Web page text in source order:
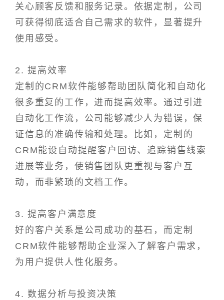
关心顾客反馈和服务记录。依据定制，公司
可获得彻底适合自己需求的软件，显著提升
使用感受。
2. 提高效率
定制的CRM软件能够帮助团队简化和自动化
很多重复的工作，进而提高效率。通过引进
自动化工作流，公司能够减少人为错误，保
证信息的准确传输和处理。比如，定制的
CRM能设自动提醒客户回访、追踪销售线索
进展等业务，使销售团队更重视与客户互
动，而非繁琐的文档工作。
3. 提高客户满意度
好的客户关系是公司成功的基石，而定制
CRM软件能够帮助企业深入了解客户需求，
为用户提供人性化服务。
4. 数据分析与投资决策